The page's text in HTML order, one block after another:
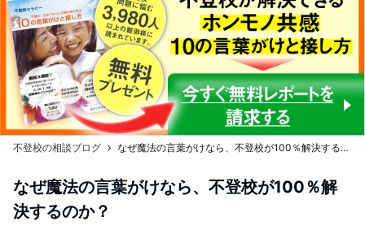
不登校の相談ブログ なぜ魔法の言葉がけなら、不登校が100％解決するのか？
なぜ魔法の言葉がけなら、不登校が100％解
決するのか？